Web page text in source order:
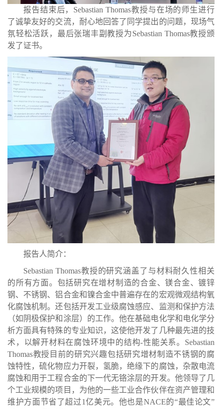
报告结束后， Sebastian Thomas教授与在场的师生进行
了诚挚友好的交流，耐心地回答了同学提出的问题，现场气
氛轻松活跃，最后张瑞丰副教授为Sebastian Thomas教授颁
发了证书。
报告人简介：
Sebastian Thomas教授的研究涵盖了与材料耐久性相关
的所有方面。包括研究在增材制造的合金、镁合金、镀锌
钢、不锈钢、铝合金和镍合金中普遍存在的宏观微观结构氧
化腐蚀机制。还包括开发工业级腐蚀感应、监测和保护方法
（如阴极保护和涂层）的工作。他在基础电化学和电化学分
析方面具有特殊的专业知识，这使他开发了几种最先进的技
术，以解开材料在腐蚀环境中的结构-性能关系。 Sebastian
Thomas教授目前的研究兴趣包括研究增材制造不锈钢的腐
蚀特性，硫化物应力开裂，氢脆，绝缘下的腐蚀，杂散电流
腐蚀和用于工程合金的下一代无铬涂层的开发。他领导了几
个工业规模的项目，为他的一些工业合作伙伴在资产管理和
维护方面节省了超过1亿美元。他也是NACE的“最佳论文”